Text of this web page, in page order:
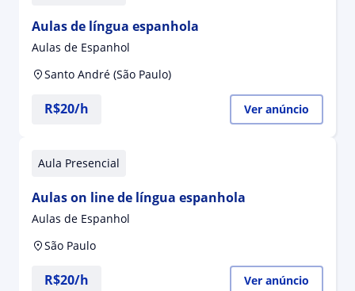
Aulas de língua espanhola
Aulas de Espanhol
Santo André (São Paulo)
R$20/h Ver anúncio
Aula Presencial
Aulas on line de língua espanhola
Aulas de Espanhol
São Paulo
R$20/h Ver anúncio